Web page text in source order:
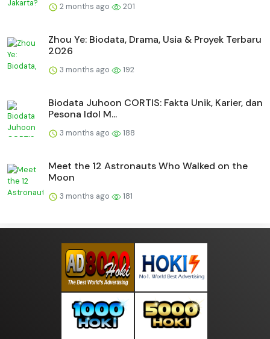
2 months ago 201
Zhou Ye: Biodata, Drama, Usia & Proyek Terbaru
2026
3 months ago 192
Biodata Juhoon CORTIS: Fakta Unik, Karier, dan
Pesona Idol M...
3 months ago 188
Meet the 12 Astronauts Who Walked on the
Moon
3 months ago 181